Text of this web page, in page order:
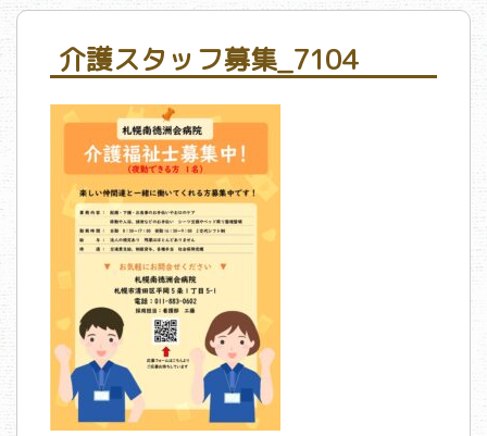
介護スタッフ募集_7104